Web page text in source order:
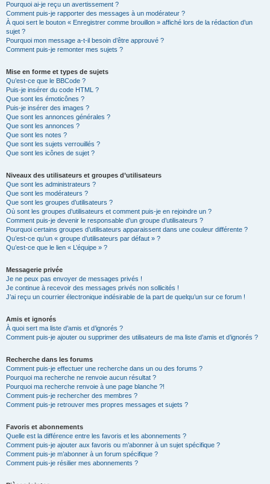
Pourquoi ai-je reçu un avertissement ?
Comment puis-je rapporter des messages à un modérateur ?
À quoi sert le bouton « Enregistrer comme brouillon » affiché lors de la rédaction d’un
sujet ?
Pourquoi mon message a-t-il besoin d’être approuvé ?
Comment puis-je remonter mes sujets ?
Mise en forme et types de sujets
Qu’est-ce que le BBCode ?
Puis-je insérer du code HTML ?
Que sont les émoticônes ?
Puis-je insérer des images ?
Que sont les annonces générales ?
Que sont les annonces ?
Que sont les notes ?
Que sont les sujets verrouillés ?
Que sont les icônes de sujet ?
Niveaux des utilisateurs et groupes d’utilisateurs
Que sont les administrateurs ?
Que sont les modérateurs ?
Que sont les groupes d’utilisateurs ?
Où sont les groupes d’utilisateurs et comment puis-je en rejoindre un ?
Comment puis-je devenir le responsable d’un groupe d’utilisateurs ?
Pourquoi certains groupes d’utilisateurs apparaissent dans une couleur différente ?
Qu’est-ce qu’un « groupe d’utilisateurs par défaut » ?
Qu’est-ce que le lien « L’équipe » ?
Messagerie privée
Je ne peux pas envoyer de messages privés !
Je continue à recevoir des messages privés non sollicités !
J’ai reçu un courrier électronique indésirable de la part de quelqu’un sur ce forum !
Amis et ignorés
À quoi sert ma liste d’amis et d’ignorés ?
Comment puis-je ajouter ou supprimer des utilisateurs de ma liste d’amis et d’ignorés ?
Recherche dans les forums
Comment puis-je effectuer une recherche dans un ou des forums ?
Pourquoi ma recherche ne renvoie aucun résultat ?
Pourquoi ma recherche renvoie à une page blanche ?!
Comment puis-je rechercher des membres ?
Comment puis-je retrouver mes propres messages et sujets ?
Favoris et abonnements
Quelle est la différence entre les favoris et les abonnements ?
Comment puis-je ajouter aux favoris ou m’abonner à un sujet spécifique ?
Comment puis-je m’abonner à un forum spécifique ?
Comment puis-je résilier mes abonnements ?